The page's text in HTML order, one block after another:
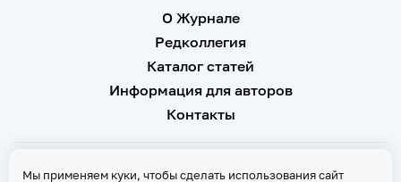
О Журнале
Редколлегия
Каталог статей
Информация для авторов
Контакты
Свидетельство о регистрации Эл № ФС 77 - 67146 от 16
Мы применяем куки, чтобы сделать использования сайт